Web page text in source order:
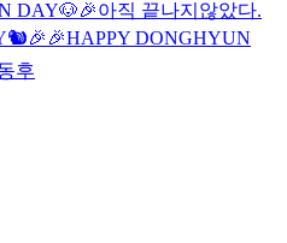
DAY🐶🎉아직 끝나지않았다.
🎉HAPPY DONGHYUN
후